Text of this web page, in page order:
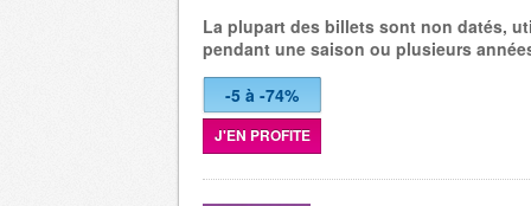
La plupart des billets sont non datés,
pendant une saison ou plusieurs
-5 à -74%
J'EN PROFITE